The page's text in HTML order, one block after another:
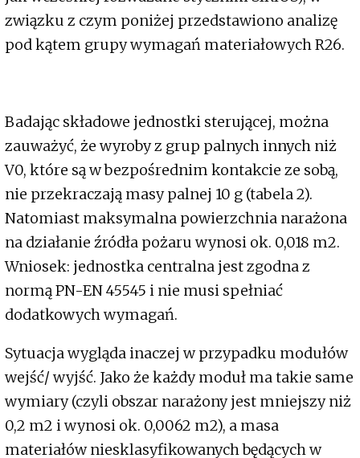
związku z czym poniżej przedstawiono analizę
pod kątem grupy wymagań materiałowych R26.
Badając składowe jednostki sterującej, można
zauważyć, że wyroby z grup palnych innych niż
V0, które są w bezpośrednim kontakcie ze sobą,
nie przekraczają masy palnej 10 g (tabela 2).
Natomiast maksymalna powierzchnia narażona
na działanie źródła pożaru wynosi ok. 0,018 m2.
Wniosek: jednostka centralna jest zgodna z
normą PN-EN 45545 i nie musi spełniać
dodatkowych wymagań.
Sytuacja wygląda inaczej w przypadku modułów
wejść/ wyjść. Jako że każdy moduł ma takie same
wymiary (czyli obszar narażony jest mniejszy niż
0,2 m2 i wynosi ok. 0,0062 m2), a masa
materiałów niesklasyfikowanych będących w